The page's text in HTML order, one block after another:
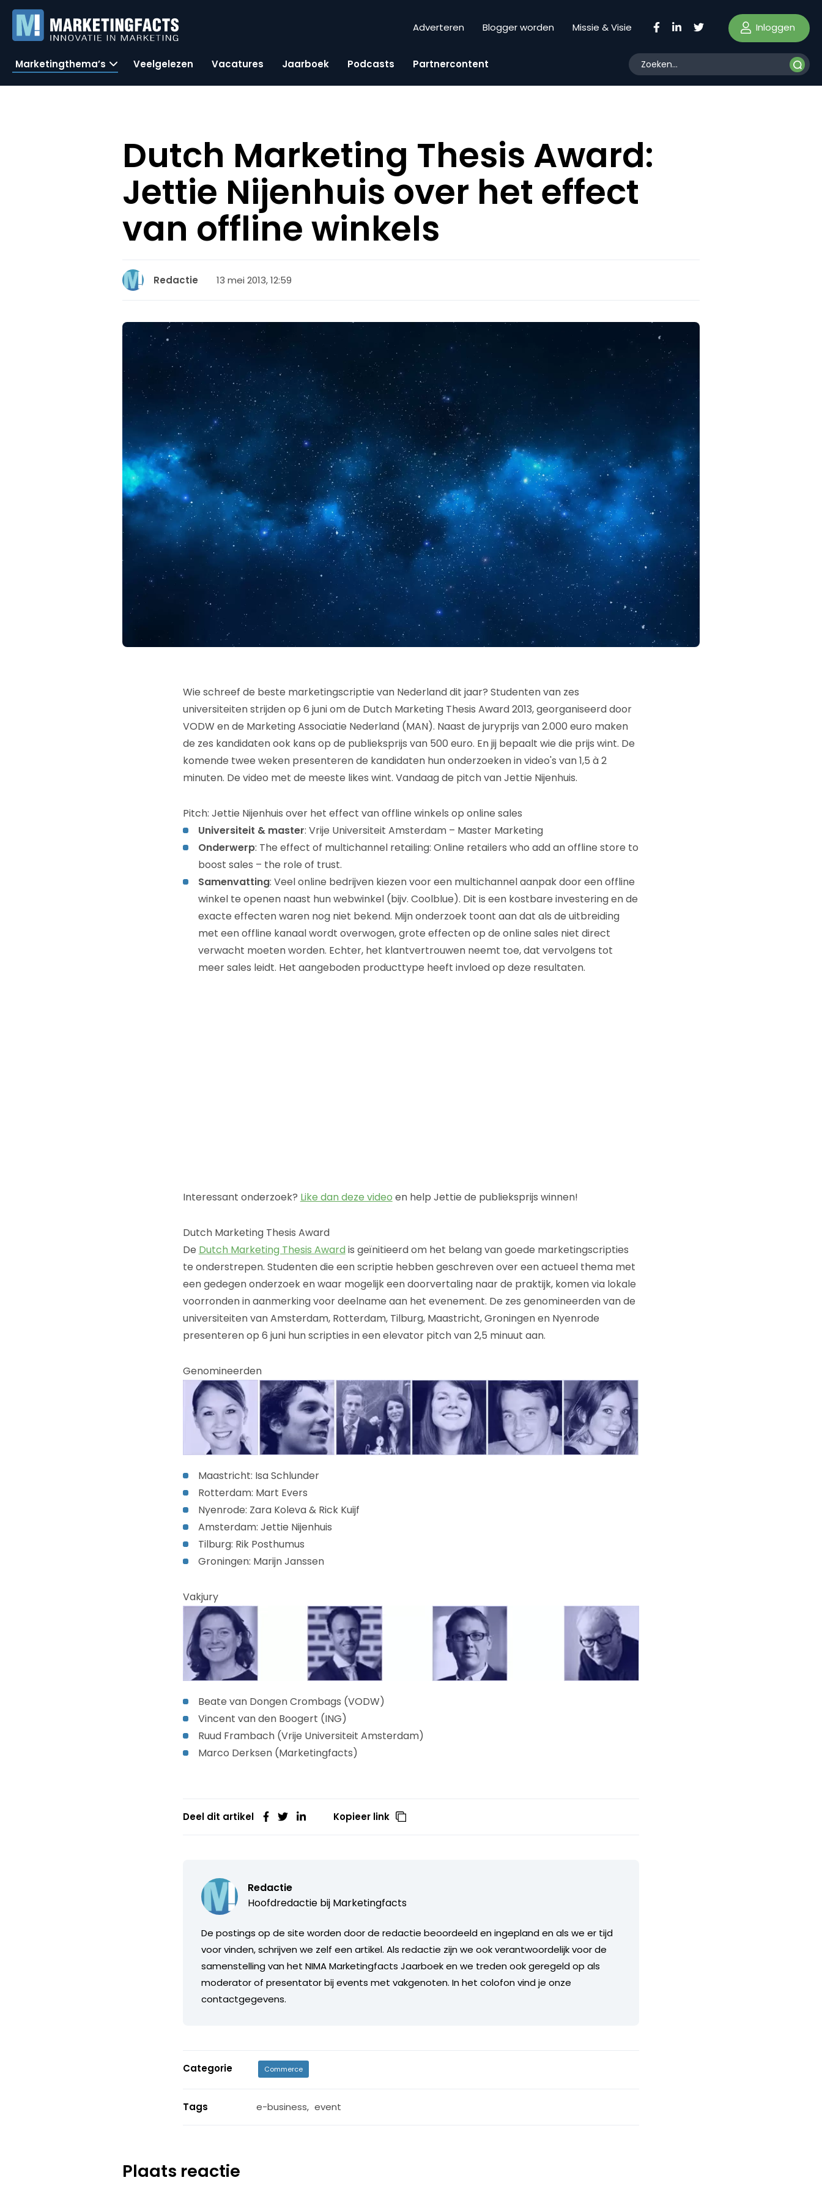
Adverteren Blogger worden Missie & Visie Inloggen
Marketingthema’s Veelgelezen Vacatures Jaarboek Podcasts Partnercontent
Dutch Marketing Thesis Award:
Jettie Nijenhuis over het effect
van offline winkels
Redactie 13 mei 2013, 12:59
Wie schreef de beste marketingscriptie van Nederland dit jaar? Studenten van zes
universiteiten strijden op 6 juni om de Dutch Marketing Thesis Award 2013, georganiseerd door
VODW en de Marketing Associatie Nederland (MAN). Naast de juryprijs van 2.000 euro maken
de zes kandidaten ook kans op de publieksprijs van 500 euro. En jij bepaalt wie die prijs wint. De
komende twee weken presenteren de kandidaten hun onderzoeken in video's van 1,5 à 2
minuten. De video met de meeste likes wint. Vandaag de pitch van Jettie Nijenhuis.
Pitch: Jettie Nijenhuis over het effect van offline winkels op online sales
Universiteit & master: Vrije Universiteit Amsterdam – Master Marketing
Onderwerp: The effect of multichannel retailing: Online retailers who add an offline store to
boost sales – the role of trust.
Samenvatting: Veel online bedrijven kiezen voor een multichannel aanpak door een offline
winkel te openen naast hun webwinkel (bijv. Coolblue). Dit is een kostbare investering en de
exacte effecten waren nog niet bekend. Mijn onderzoek toont aan dat als de uitbreiding
met een offline kanaal wordt overwogen, grote effecten op de online sales niet direct
verwacht moeten worden. Echter, het klantvertrouwen neemt toe, dat vervolgens tot
meer sales leidt. Het aangeboden producttype heeft invloed op deze resultaten.
Interessant onderzoek? Like dan deze video en help Jettie de publieksprijs winnen!
Dutch Marketing Thesis Award
De Dutch Marketing Thesis Award is geïnitieerd om het belang van goede marketingscripties
te onderstrepen. Studenten die een scriptie hebben geschreven over een actueel thema met
een gedegen onderzoek en waar mogelijk een doorvertaling naar de praktijk, komen via lokale
voorronden in aanmerking voor deelname aan het evenement. De zes genomineerden van de
universiteiten van Amsterdam, Rotterdam, Tilburg, Maastricht, Groningen en Nyenrode
presenteren op 6 juni hun scripties in een elevator pitch van 2,5 minuut aan.
Genomineerden
Maastricht: Isa Schlunder
Rotterdam: Mart Evers
Nyenrode: Zara Koleva & Rick Kuijf
Amsterdam: Jettie Nijenhuis
Tilburg: Rik Posthumus
Groningen: Marijn Janssen
Vakjury
Beate van Dongen Crombags (VODW)
Vincent van den Boogert (ING)
Ruud Frambach (Vrije Universiteit Amsterdam)
Marco Derksen (Marketingfacts)
Deel dit artikel Kopieer link
Redactie
Hoofdredactie bij Marketingfacts
De postings op de site worden door de redactie beoordeeld en ingepland en als we er tijd
voor vinden, schrijven we zelf een artikel. Als redactie zijn we ook verantwoordelijk voor de
samenstelling van het NIMA Marketingfacts Jaarboek en we treden ook geregeld op als
moderator of presentator bij events met vakgenoten. In het colofon vind je onze
contactgegevens.
Categorie Commerce
Tags e-business, event
Plaats reactie